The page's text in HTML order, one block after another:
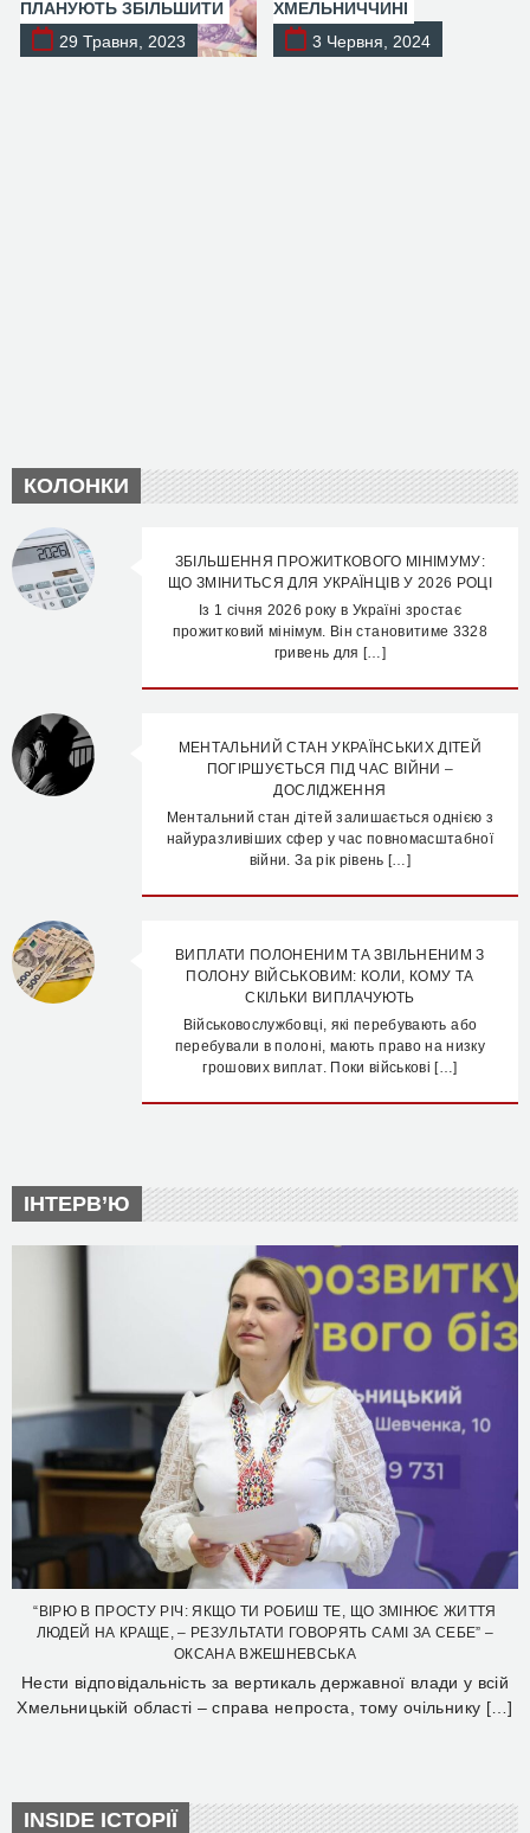
ПЛАНУЮТЬ ЗБІЛЬШИТИ
29 Травня, 2023
ХМЕЛЬНИЧЧИНІ
3 Червня, 2024
КОЛОНКИ
ЗБІЛЬШЕННЯ ПРОЖИТКОВОГО МІНІМУМУ:
ЩО ЗМІНИТЬСЯ ДЛЯ УКРАЇНЦІВ У 2026 РОЦІ
Із 1 січня 2026 року в Україні зростає
прожитковий мінімум. Він становитиме 3328
гривень для […]
МЕНТАЛЬНИЙ СТАН УКРАЇНСЬКИХ ДІТЕЙ
ПОГІРШУЄТЬСЯ ПІД ЧАС ВІЙНИ –
ДОСЛІДЖЕННЯ
Ментальний стан дітей залишається однією з
найуразливіших сфер у час повномасштабної
війни. За рік рівень […]
ВИПЛАТИ ПОЛОНЕНИМ ТА ЗВІЛЬНЕНИМ З
ПОЛОНУ ВІЙСЬКОВИМ: КОЛИ, КОМУ ТА
СКІЛЬКИ ВИПЛАЧУЮТЬ
Військовослужбовці, які перебувають або
перебували в полоні, мають право на низку
грошових виплат. Поки військові […]
ІНТЕРВ’Ю
“ВІРЮ В ПРОСТУ РІЧ: ЯКЩО ТИ РОБИШ ТЕ, ЩО ЗМІНЮЄ ЖИТТЯ
ЛЮДЕЙ НА КРАЩЕ, – РЕЗУЛЬТАТИ ГОВОРЯТЬ САМІ ЗА СЕБЕ” –
ОКСАНА ВЖЕШНЕВСЬКА
Нести відповідальність за вертикаль державної влади у всій
Хмельницькій області – справа непроста, тому очільнику […]
INSIDE ІСТОРІЇ